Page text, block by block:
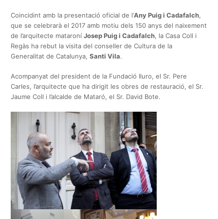
Coincidint amb la presentació oficial de l’Any Puig i Cadafalch,
que se celebrarà el 2017 amb motiu dels 150 anys del naixement
de l’arquitecte mataroníJosep Puig i Cadafalch, la Casa Coll i
Regàs ha rebut la visita del conseller de Cultura de la
Generalitat de Catalunya,Santi Vila.
Acompanyat del president de la Fundació Iluro, el Sr. Pere
Carles, l’arquitecte que ha dirigit les obres de restauració, el Sr.
Jaume Coll i l’alcalde de Mataró, el Sr. David Bote.